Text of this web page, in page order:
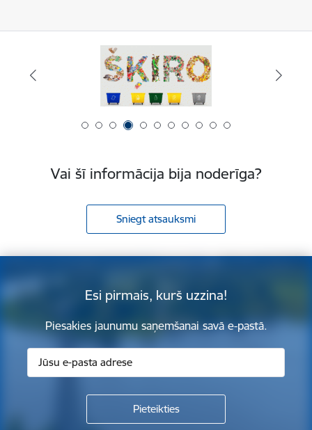
Vai šī informācija bija noderīga?
Sniegt atsauksmi
Esi pirmais, kurš uzzina!
Piesakies jaunumu saņemšanai savā e-pastā.